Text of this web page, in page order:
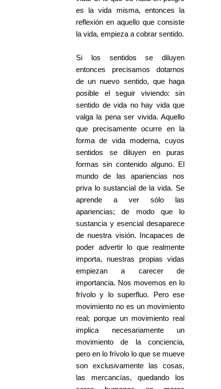
es la vida misma, entonces la
reflexión en aquello que consiste
la vida, empieza a cobrar sentido.
Si los sentidos se diluyen
entonces precisamos dotarnos
de un nuevo sentido, que haga
posible el seguir viviendo: sin
sentido de vida no hay vida que
valga la pena ser vivida. Aquello
que precisamente ocurre en la
forma de vida moderna, cuyos
sentidos se diluyen en puras
formas sin contenido alguno. El
mundo de las apariencias nos
priva lo sustancial de la vida. Se
aprende a ver sólo las
apariencias; de modo que lo
sustancia y esencial desaparece
de nuestra visión. Incapaces de
poder advertir lo que realmente
importa, nuestras propias vidas
empiezan a carecer de
importancia. Nos movemos en lo
frívolo y lo superfluo. Pero ese
movimiento no es un movimiento
real; porque un movimiento real
implica necesariamente un
movimiento de la conciencia,
pero en lo frívolo lo que se mueve
son exclusivamente las cosas,
las mercancías, quedando los